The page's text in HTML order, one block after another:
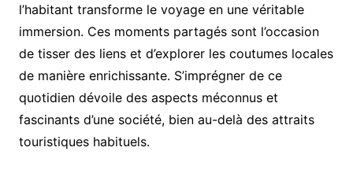
l’habitant transforme le voyage en une véritable
immersion. Ces moments partagés sont l’occasion
de tisser des liens et d’explorer les coutumes locales
de manière enrichissante. S’imprégner de ce
quotidien dévoile des aspects méconnus et
fascinants d’une société, bien au-delà des attraits
touristiques habituels.